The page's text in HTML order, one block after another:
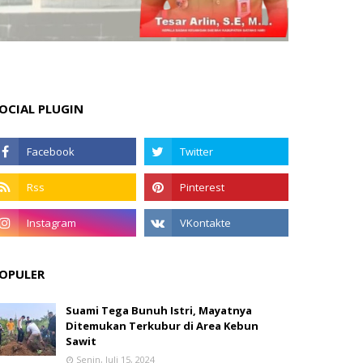
PLUGIN
Suami Tega Bunuh Istri, Mayatnya
Ditemukan Terkubur di Area Kebun
Sawit
Senin, Juli 15, 2024